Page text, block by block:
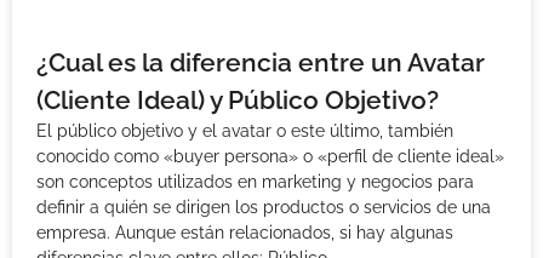
¿Cual es la diferencia entre un Avatar
(Cliente Ideal) y Público Objetivo?
El público objetivo y el avatar o este último, también
conocido como «buyer persona» o «perfil de cliente ideal»
son conceptos utilizados en marketing y negocios para
definir a quién se dirigen los productos o servicios de una
empresa. Aunque están relacionados, si hay algunas